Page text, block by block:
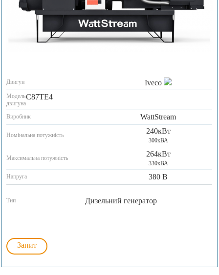
Двигун Iveco
Модель
двигуна
C87TE4
Виробник WattStream
Номінальна потужність 240кВт
300кВА
Максимальна потужність 264кВт
330кВА
Напруга
380 В
Тип Дизельний генератор
Запит